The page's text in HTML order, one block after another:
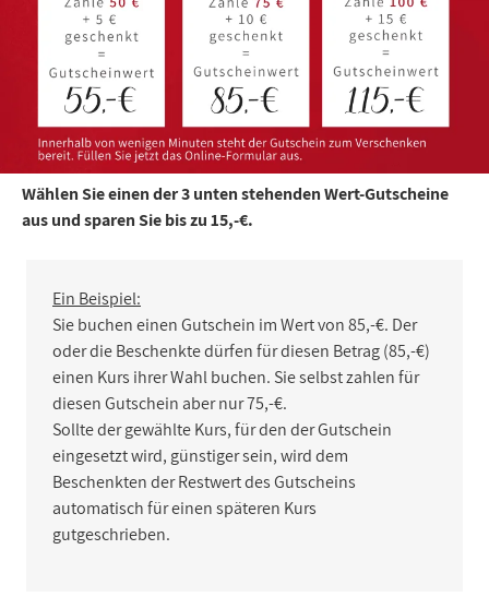
Wählen Sie einen der 3 unten stehenden Wert-Gutscheine
aus und sparen Sie bis zu 15,-€.
Ein Beispiel:
Sie buchen einen Gutschein im Wert von 85,-€. Der
oder die Beschenkte dürfen für diesen Betrag (85,-€)
einen Kurs ihrer Wahl buchen. Sie selbst zahlen für
diesen Gutschein aber nur 75,-€.
Sollte der gewählte Kurs, für den der Gutschein
eingesetzt wird, günstiger sein, wird dem
Beschenkten der Restwert des Gutscheins
automatisch für einen späteren Kurs
gutgeschrieben.